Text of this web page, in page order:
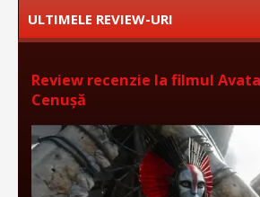
ULTIMELE REVIEW-URI
Review recenzie la filmul
Cenușă